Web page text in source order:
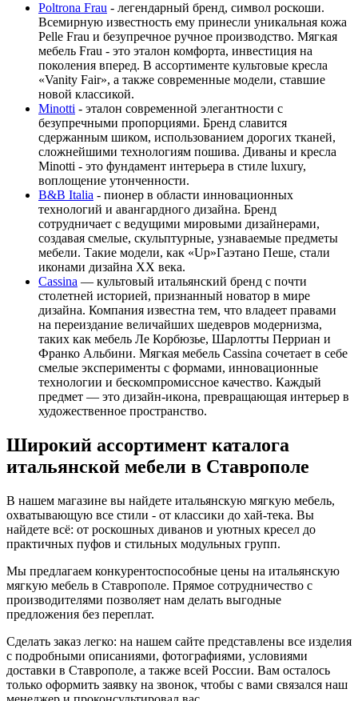
Poltrona Frau - легендарный бренд, символ роскоши.
Всемирную известность ему принесли уникальная кожа
Pelle Frau и безупречное ручное производство. Мягкая
мебель Frau - это эталон комфорта, инвестиция на
поколения вперед. В ассортименте культовые кресла
«Vanity Fair», а также современные модели, ставшие
новой классикой.
Minotti - эталон современной элегантности с
безупречными пропорциями. Бренд славится
сдержанным шиком, использованием дорогих тканей,
сложнейшими технологиям пошива. Диваны и кресла
Minotti - это фундамент интерьера в стиле luxury,
воплощение утонченности.
B&B Italia - пионер в области инновационных
технологий и авангардного дизайна. Бренд
сотрудничает с ведущими мировыми дизайнерами,
создавая смелые, скульптурные, узнаваемые предметы
мебели. Такие модели, как «Up»Гаэтано Пеше, стали
иконами дизайна XX века.
Cassina — культовый итальянский бренд с почти
столетней историей, признанный новатор в мире
дизайна. Компания известна тем, что владеет правами
на переиздание величайших шедевров модернизма,
таких как мебель Ле Корбюзье, Шарлотты Перриан и
Франко Альбини. Мягкая мебель Cassina сочетает в себе
смелые эксперименты с формами, инновационные
технологии и бескомпромиссное качество. Каждый
предмет — это дизайн-икона, превращающая интерьер в
художественное пространство.
Широкий ассортимент каталога
итальянской мебели в Ставрополе
В нашем магазине вы найдете итальянскую мягкую мебель,
охватывающую все стили - от классики до хай-тека. Вы
найдете всё: от роскошных диванов и уютных кресел до
практичных пуфов и стильных модульных групп.
Мы предлагаем конкурентоспособные цены на итальянскую
мягкую мебель в Ставрополе. Прямое сотрудничество с
производителями позволяет нам делать выгодные
предложения без переплат.
Сделать заказ легко: на нашем сайте представлены все изделия
с подробными описаниями, фотографиями, условиями
доставки в Ставрополе, а также всей России. Вам осталось
только оформить заявку на звонок, чтобы с вами связался наш